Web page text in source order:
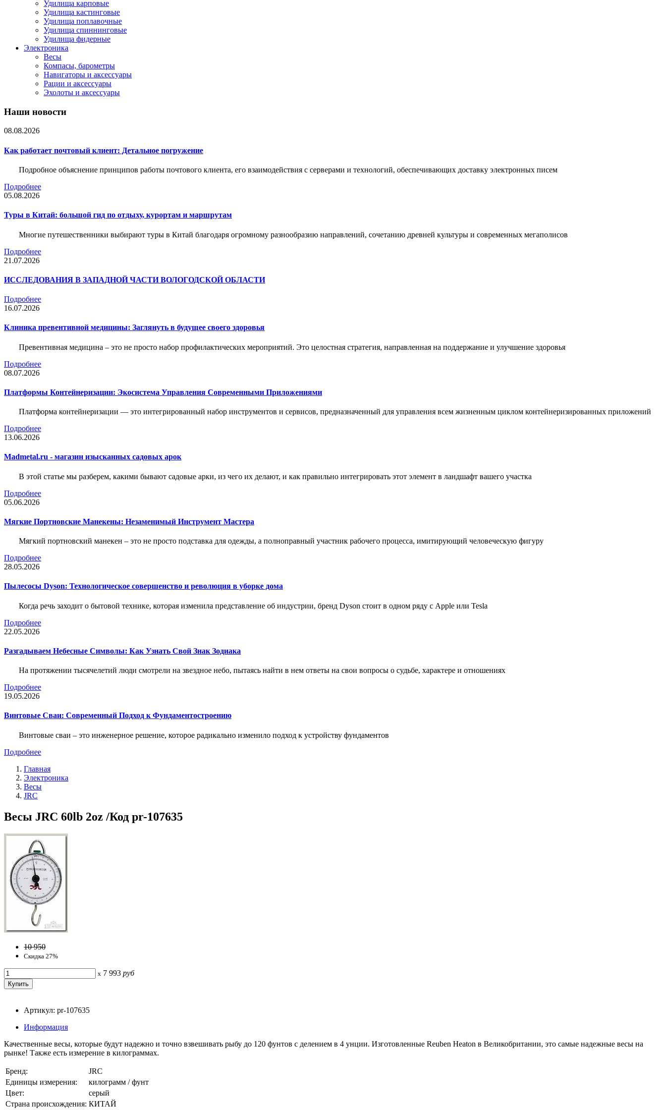
Удилища карповые
Удилища кастинговые
Удилища поплавочные
Удилища спиннинговые
Удилища фидерные
Электроника
Весы
Компасы, барометры
Навигаторы и аксессуары
Рации и аксессуары
Эхолоты и аксессуары
Наши новости
08.08.2026
Как работает почтовый клиент: Детальное погружение
Подробное объяснение принципов работы почтового клиента, его взаимодействия с серверами и технологий, обеспечивающих доставку электронных писем
Подробнее
05.08.2026
Туры в Китай: большой гид по отдыху, курортам и маршрутам
Многие путешественники выбирают туры в Китай благодаря огромному разнообразию направлений, сочетанию древней культуры и современных мегаполисов
Подробнее
21.07.2026
ИССЛЕДОВАНИЯ В ЗАПАДНОЙ ЧАСТИ ВОЛОГОДСКОЙ ОБЛАСТИ
Подробнее
16.07.2026
Клиника превентивной медицины: Заглянуть в будущее своего здоровья
Превентивная медицина – это не просто набор профилактических мероприятий. Это целостная стратегия, направленная на поддержание и улучшение здоровья
Подробнее
08.07.2026
Платформы Контейнеризации: Экосистема Управления Современными Приложениями
Платформа контейнеризации — это интегрированный набор инструментов и сервисов, предназначенный для управления всем жизненным циклом контейнеризированных приложений
Подробнее
13.06.2026
Madmetal.ru - магазин изысканных садовых арок
В этой статье мы разберем, какими бывают садовые арки, из чего их делают, и как правильно интегрировать этот элемент в ландшафт вашего участка
Подробнее
05.06.2026
Мягкие Портновские Манекены: Незаменимый Инструмент Мастера
Мягкий портновский манекен – это не просто подставка для одежды, а полноправный участник рабочего процесса, имитирующий человеческую фигуру
Подробнее
28.05.2026
Пылесосы Dyson: Технологическое совершенство и революция в уборке дома
Когда речь заходит о бытовой технике, которая изменила представление об индустрии, бренд Dyson стоит в одном ряду с Apple или Tesla
Подробнее
22.05.2026
Разгадываем Небесные Символы: Как Узнать Свой Знак Зодиака
На протяжении тысячелетий люди смотрели на звездное небо, пытаясь найти в нем ответы на свои вопросы о судьбе, характере и отношениях
Подробнее
19.05.2026
Винтовые Сваи: Современный Подход к Фундаментостроению
Винтовые сваи – это инженерное решение, которое радикально изменило подход к устройству фундаментов
Подробнее
Главная
Электроника
Весы
JRC
Весы JRC 60lb 2oz /Код pr-107635
10 950
Скидка 27%
x 7 993 руб
Артикул: pr-107635
Информация
Качественные весы, которые будут надежно и точно взвешивать рыбу до 120 фунтов с делением в 4 унции. Изготовленные Reuben Heaton в Великобритании, это самые надежные весы на
рынке! Также есть измерение в килограммах.
Бренд:
JRC
Единицы измерения:
килограмм / фунт
Цвет:
серый
Страна происхождения: КИТАЙ